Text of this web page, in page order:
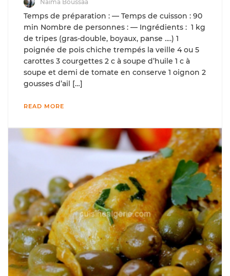
Naima Boussaa
Temps de préparation : — Temps de cuisson : 90
min Nombre de personnes : — Ingrédients : 1 kg
de tripes (gras-double, boyaux, panse ….) 1
poignée de pois chiche trempés la veille 4 ou 5
carottes 3 courgettes 2 c à soupe d’huile 1 c à
soupe et demi de tomate en conserve 1 oignon 2
gousses d’ail […]
READ MORE